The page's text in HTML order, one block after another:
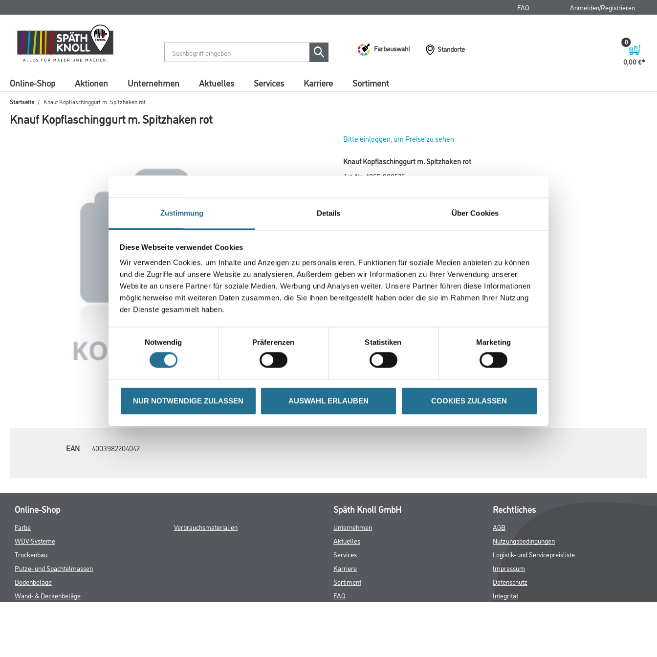
Zustimmung Details Über Cookies
Diese Webseite verwendet Cookies
Wir verwenden Cookies, um Inhalte und Anzeigen zu personalisieren, Funktionen für soziale Medien anbieten zu können
und die Zugriffe auf unsere Website zu analysieren. Außerdem geben wir Informationen zu Ihrer Verwendung unserer
Website an unsere Partner für soziale Medien, Werbung und Analysen weiter. Unsere Partner führen diese Informationen
möglicherweise mit weiteren Daten zusammen, die Sie ihnen bereitgestellt haben oder die sie im Rahmen Ihrer Nutzung
der Dienste gesammelt haben.
Notwendig
Präferenzen Statistiken Marketing
NUR NOTWENDIGE ZULASSEN AUSWAHL ERLAUBEN COOKIES ZULASSEN
springen
springen
FAQ Anmelden/Registrieren
Farbauswahl
Standorte
0,00 €
0
Online-Shop Aktionen Unternehmen Aktuelles Services Karriere Sortiment
Startseite Knauf Kopflaschinggurt m. Spitzhaken rot
Knauf Kopflaschinggurt m. Spitzhaken rot
Bitte einloggen, um Preise zu sehen
Knauf Kopflaschinggurt m. Spitzhaken rot
Art-Nr.: 1065-900526
CURRENT
TAB:
ZUSATZINFOS GEFAHRENHINWEISE
EAN 4003982204042
Online-Shop
Farbe
WDV-Systeme
Trockenbau
Putze- und Spachtelmassen
Bodenbeläge
Wand- & Deckenbeläge
Verbrauchsmaterialien
Späth Knoll GmbH
Unternehmen
Aktuelles
Services
Karriere
Sortiment
FAQ
Rechtliches
AGB
Nutzungsbedingungen
Logistik- und Servicepreisliste
Impressum
Datenschutz
Integrität